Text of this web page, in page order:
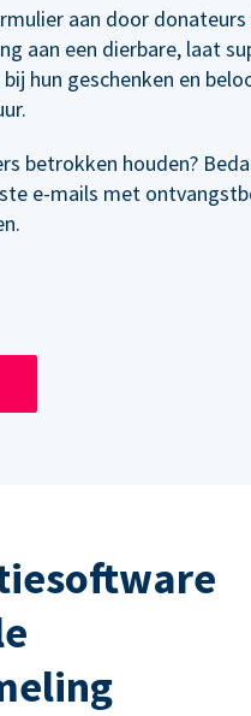
aan door
aan een dierbare, laat
hun geschenken en
betrokken houden?
e-mails met